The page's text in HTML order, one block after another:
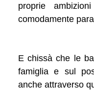
proprie
comodamente
E chissà che le
famiglia e sul
anche attraverso